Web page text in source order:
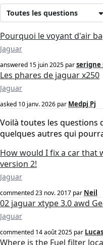
Toutes les questions
Pourquoi le voyant d'air
Jaguar
answered 15 juin 2025 parserigne
Les phares de jaguar x250
Jaguar
asked 10 janv. 2026 par Medpj Pj
Voilà toutes les questions
quelques autres qui
How would I fix a car that
version 2!
Jaguar
commented23 nov. 2017 par Neil
02 jaguar xtype 3.0 awd
Jaguar
commented 14 août 2025 par
Where is the Fuel filter